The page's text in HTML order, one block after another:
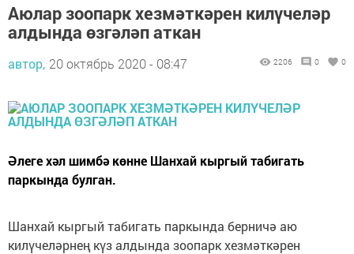
Аюлар зоопарк хезмәткәрен килүчеләр
алдында өзгәләп аткан
автор, 20 октябрь 2020 - 08:47 2206 0 0
Әлеге хәл шимбә көнне Шанхай кыргый табигать
паркында булган.
Шанхай кыргый табигать паркында берничә аю
килүчеләрнең күз алдында зоопарк хезмәткәрен